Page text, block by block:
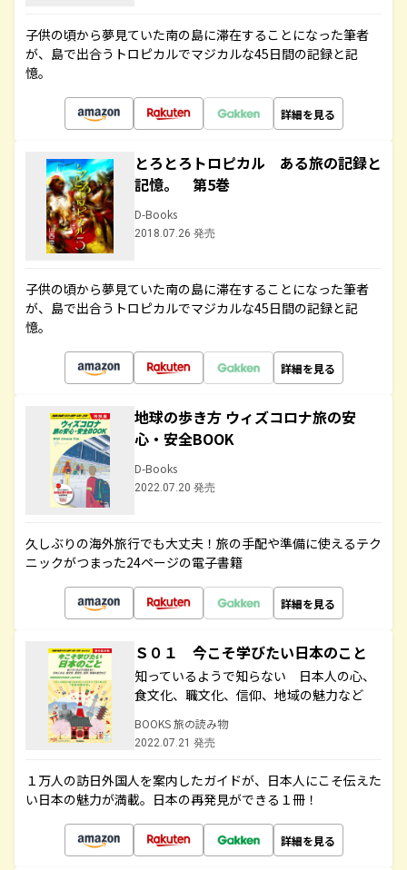
子供の頃から夢見ていた南の島に滞在することになった筆者
が、島で出合うトロピカルでマジカルな45日間の記録と記
憶。
詳細を見る
とろとろトロピカル ある旅の記録と
記憶。 第5巻
D-Books
2018.07.26 発売
子供の頃から夢見ていた南の島に滞在することになった筆者
が、島で出合うトロピカルでマジカルな45日間の記録と記
憶。
詳細を見る
地球の歩き方 ウィズコロナ旅の安
心・安全BOOK
D-Books
2022.07.20 発売
久しぶりの海外旅行でも大丈夫！旅の手配や準備に使えるテク
ニックがつまった24ページの電子書籍
詳細を見る
Ｓ０１ 今こそ学びたい日本のこと
知っているようで知らない 日本人の心、
食文化、職文化、信仰、地域の魅力など
BOOKS 旅の読み物
2022.07.21 発売
１万人の訪日外国人を案内したガイドが、日本人にこそ伝えた
い日本の魅力が満載。日本の再発見ができる１冊！
詳細を見る